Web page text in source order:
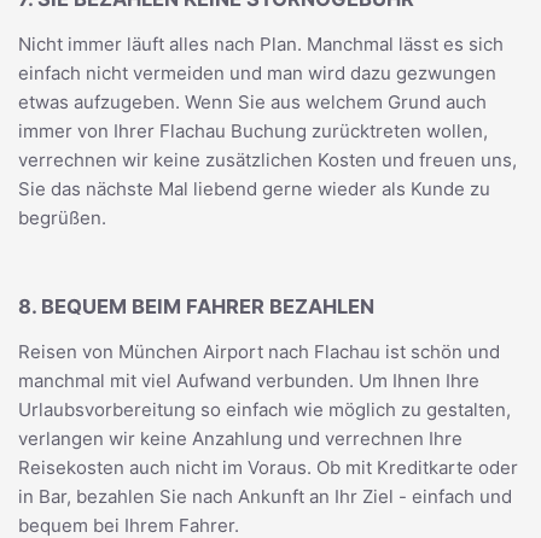
Nicht immer läuft alles nach Plan. Manchmal lässt es sich
einfach nicht vermeiden und man wird dazu gezwungen
etwas aufzugeben. Wenn Sie aus welchem Grund auch
immer von Ihrer Flachau Buchung zurücktreten wollen,
verrechnen wir keine zusätzlichen Kosten und freuen uns,
Sie das nächste Mal liebend gerne wieder als Kunde zu
begrüßen.
8. BEQUEM BEIM FAHRER BEZAHLEN
Reisen von München Airport nach Flachau ist schön und
manchmal mit viel Aufwand verbunden. Um Ihnen Ihre
Urlaubsvorbereitung so einfach wie möglich zu gestalten,
verlangen wir keine Anzahlung und verrechnen Ihre
Reisekosten auch nicht im Voraus. Ob mit Kreditkarte oder
in Bar, bezahlen Sie nach Ankunft an Ihr Ziel - einfach und
bequem bei Ihrem Fahrer.